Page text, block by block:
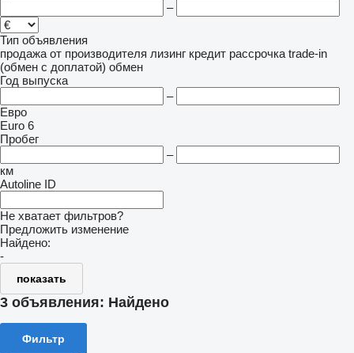
–
Тип объявления
продажа от производителя лизинг кредит рассрочка trade-in
(обмен с доплатой) обмен
Год выпуска
–
Евро
Euro 6
Пробег
–
км
Autoline ID
Не хватает фильтров?
Предложить изменение
Найдено:
-
показать
3 объявления: Найдено
Фильтр